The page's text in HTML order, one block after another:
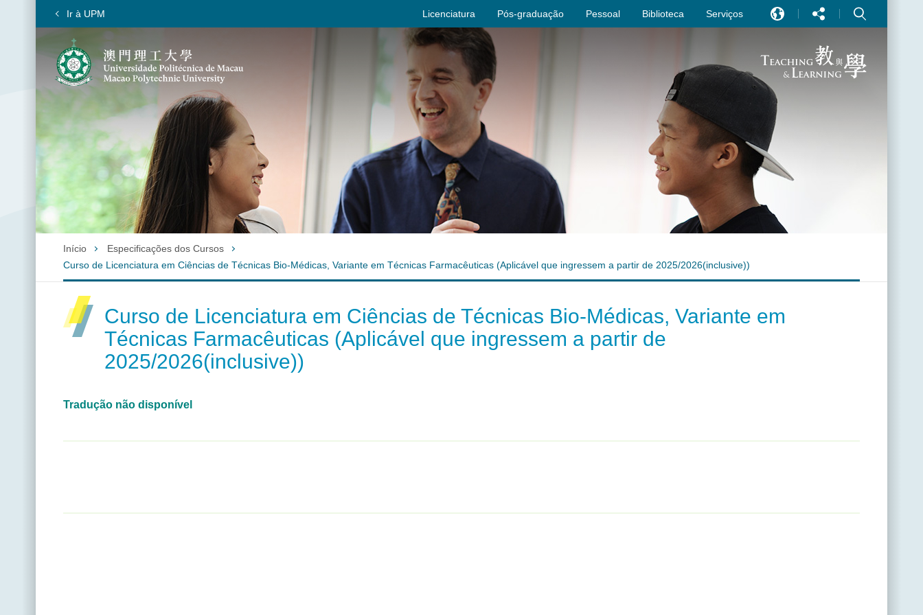
Ir à UPM Licenciatura Pós-graduação Pessoal Biblioteca Serviços
中文
Início
Especificações dos Cursos
Curso de Licenciatura em Ciências de Técnicas Bio-Médicas, Variante em Técnicas Farmacêuticas (Aplicável que ingressem a partir de 2025/2026(inclusive))
Curso de Licenciatura em Ciências de Técnicas Bio-Médicas, Variante em
Técnicas Farmacêuticas (Aplicável que ingressem a partir de
2025/2026(inclusive))
Tradução não disponível